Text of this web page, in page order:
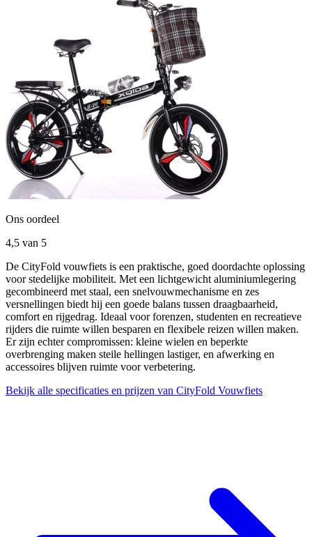
Ons oordeel
4,5 van 5
De CityFold vouwfiets is een praktische, goed doordachte oplossing
voor stedelijke mobiliteit. Met een lichtgewicht aluminiumlegering
gecombineerd met staal, een snelvouwmechanisme en zes
versnellingen biedt hij een goede balans tussen draagbaarheid,
comfort en rijgedrag. Ideaal voor forenzen, studenten en recreatieve
rijders die ruimte willen besparen en flexibele reizen willen maken.
Er zijn echter compromissen: kleine wielen en beperkte
overbrenging maken steile hellingen lastiger, en afwerking en
accessoires blijven ruimte voor verbetering.
Bekijk alle specificaties en prijzen van CityFold Vouwfiets